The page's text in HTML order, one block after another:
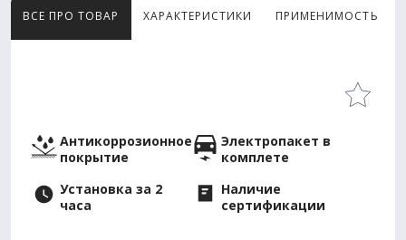
ВСЕ ПРО ТОВАР ХАРАКТЕРИСТИКИ ПРИМЕНИМОСТЬ
Товар просматривают сейчас 14 человек
Антикоррозионное
покрытие
Электропакет в
комплете
Установка за 2
часа
Наличие
сертификации